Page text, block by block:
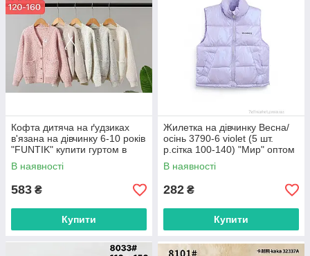
Кофта дитяча на ґудзиках
в'язана на дівчинку 6-10 років
"FUNTIK" купити гуртом в
Одесі на 7км
В наявності
583 ₴
Купити
Жилетка на дівчинку Весна/
осінь 3790-6 violet (5 шт.
р.сітка 100-140) "Мир" оптом
від прямого постачальника
В наявності
282 ₴
Купити